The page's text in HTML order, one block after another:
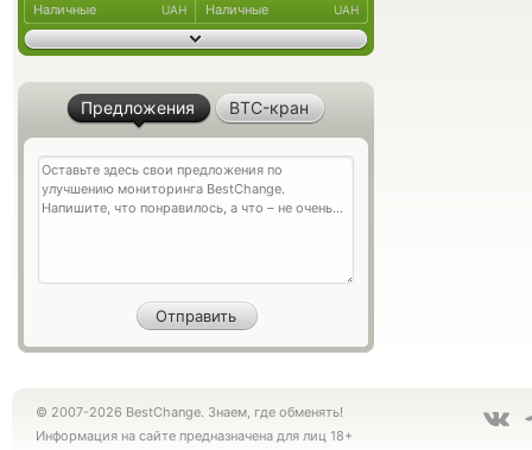
Наличные UAH Наличные UAH
Предложения BTC-кран
© 2007-2026 BestChange. Знаем, где обменять!
Информация на сайте предназначена для лиц 18+